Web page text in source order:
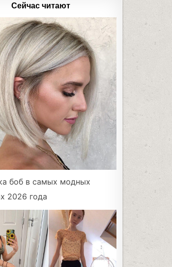
Сейчас читают
боб в самых модных
2026 года